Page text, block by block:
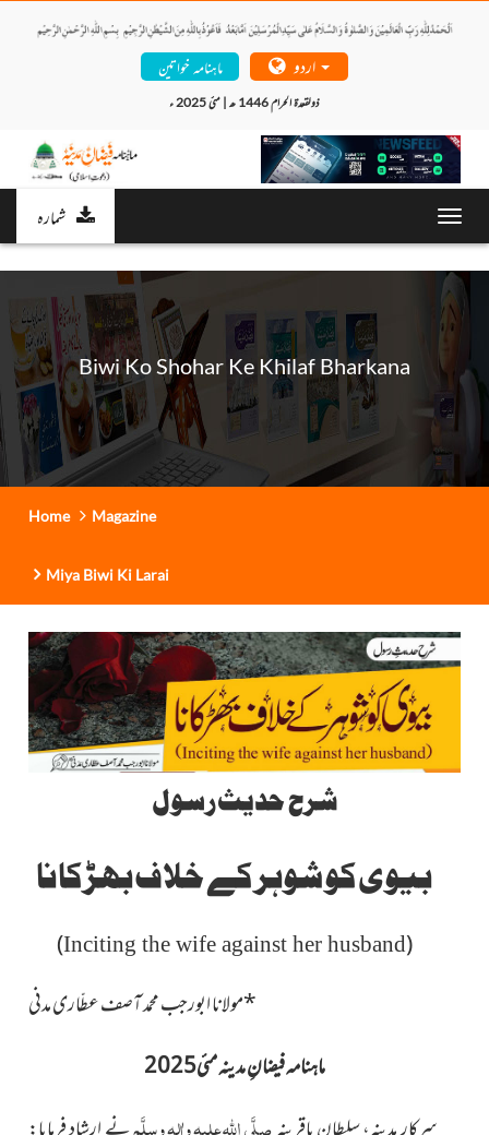
ماہنامہ خواتین
ذولقعدۃ الحرام 1446 ھ | مئی 2025 ء
شمارہ
Biwi Ko Shohar Ke Khilaf Bharkana
Home Magazine
Miya Biwi Ki Larai
شرح حدیث رسول
بیوی کو شوہر کے خلاف بھڑکانا
(
Inciting the wife against her husband
)
*مولانا ابورجب محمد آصف عطّاری مدنی
ماہنامہ فیضانِ مدینہ مئی2025
صلَّی اللہ علیہ واٰلہٖ وسلَّم